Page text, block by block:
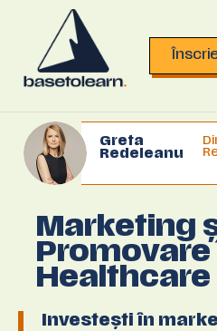
Greta
Redeleanu
Marketing
Promovare
Healthcare
Investești în